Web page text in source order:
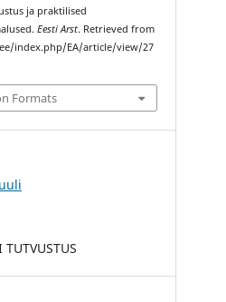
ja praktilised
Eesti Arst. Retrieved from
index.php/EA/article/view/27
Formats
TUTVUSTUS